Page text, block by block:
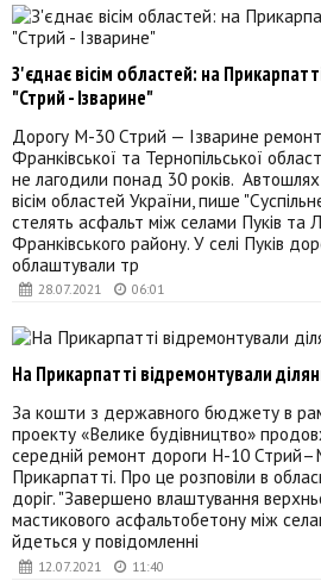
28.07.2021 06:01
З'єднає вісім областей: на
"Стрий - Ізварине"
Дорогу М-30 Стрий — Ізварине
Франківської та Тернопільської
не лагодили понад 30 років.
вісім областей України, пише
стелять асфальт між селами Пуків та
Франківського району. У селі Пуків
облаштували тр
12.07.2021 11:40
На Прикарпатті відремонтували
За кошти з державного бюджету в
проекту «Велике будівництво»
середній ремонт дороги Н-10
Прикарпатті. Про це розповіли в
доріг. "Завершено влаштування
мастикового асфальтобетону між
йдеться у повідомленні